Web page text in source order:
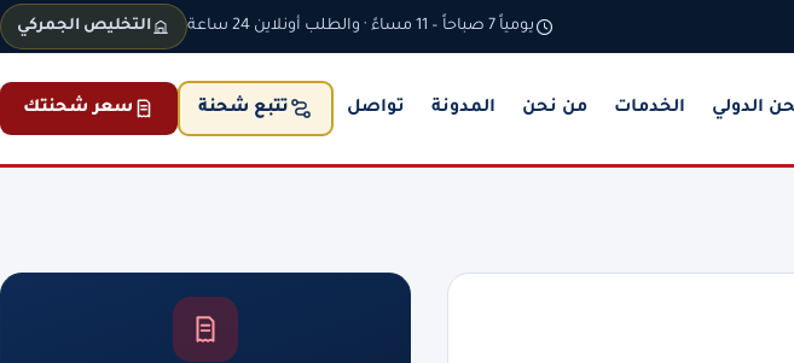
يومياً 7 صباحاً – 11 مساءً · والطلب أونلاين 24 ساعة التخليص الجمركي
الدولي الخدمات من نحن المدونة تواصل تتبع شحنة سعر شحنتك